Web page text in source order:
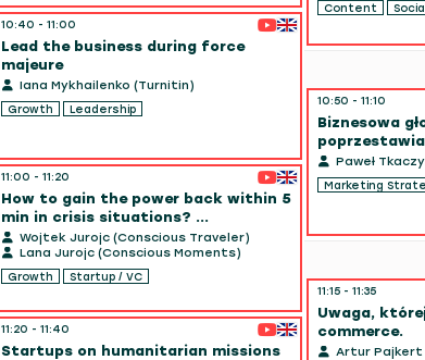
10:40 - 11:00
Lead the business during force
majeure
Iana Mykhailenko (Turnitin)
Growth
Leadership
11:00 - 11:20
How to gain the power back within 5
min in crisis situations? ...
Wojtek Jurojc (Conscious Traveler)
Lana Jurojc (Conscious Moments)
Growth
Startup / VC
11:20 - 11:40
Startups on humanitarian missions
Content
10:50 - 11:10
Biznesowa
Paweł
Marketing
11:15 - 11:35
Uwaga,
commerce.
Artur Pajkert